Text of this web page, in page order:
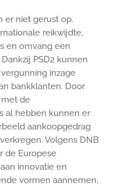
er niet gerust op.
reikwijdte,
en omvang een
PSD2 kunnen
inzage
bankklanten. Door
de
al hebben kunnen er
aankoopgedrag
Volgens DNB
de Europese
innovatie en
vormen aannemen,